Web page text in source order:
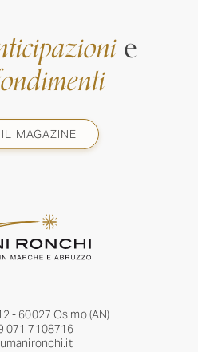
e
MAGAZINE
- 60027 Osimo (AN)
071 7108716